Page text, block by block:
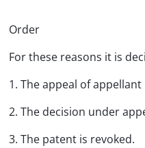
Order
For these reasons it is
1. The appeal of
2. The decision under
3. The patent is revoked.